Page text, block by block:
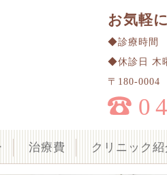
お気軽
◆診療時間
◆休診日 木
〒180-0004
治療費 クリニック紹